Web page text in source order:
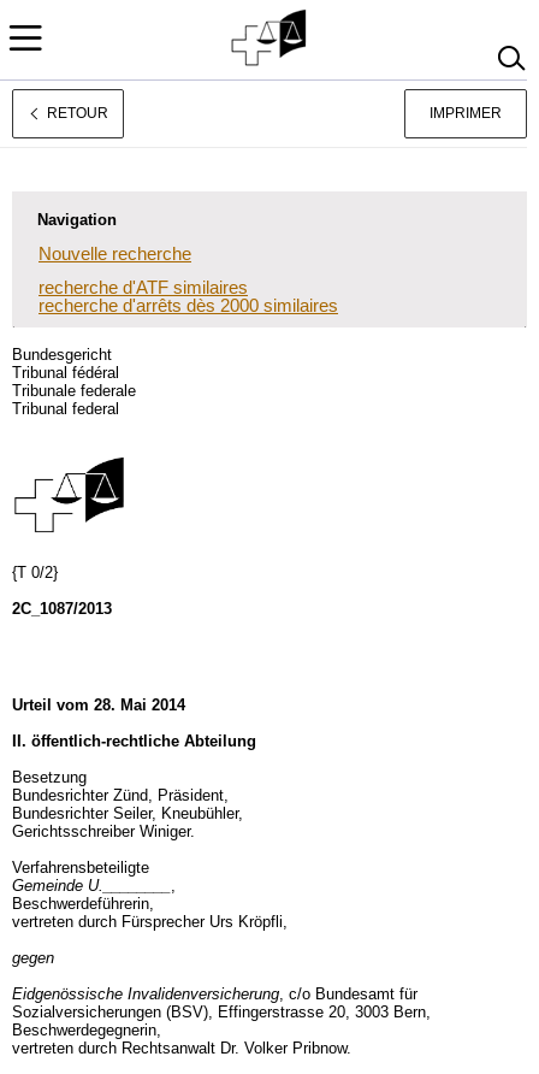
Deutsch
RETOUR IMPRIMER
Navigation
Nouvelle recherche
recherche d'ATF similaires
recherche d'arrêts dès 2000 similaires
Bundesgericht
Tribunal fédéral
Tribunale federale
Tribunal federal
{T 0/2}
2C_1087/2013
Urteil vom 28. Mai 2014
II. öffentlich-rechtliche Abteilung
Besetzung
Bundesrichter Zünd, Präsident,
Bundesrichter Seiler, Kneubühler,
Gerichtsschreiber Winiger.
Verfahrensbeteiligte
Gemeinde U.________ ,
Beschwerdeführerin,
vertreten durch Fürsprecher Urs Kröpfli,
gegen
Eidgenössische Invalidenversicherung, c/o Bundesamt für
Sozialversicherungen (BSV), Effingerstrasse 20, 3003 Bern,
Beschwerdegegnerin,
vertreten durch Rechtsanwalt Dr. Volker Pribnow.